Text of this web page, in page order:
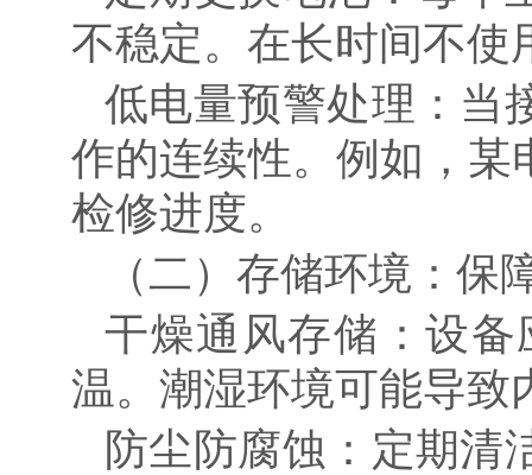
不稳定。在长时间不使
低电量预警处理：当
作的连续性。例如，某
检修进度。
（二）存储环境：保
干燥通风存储：设
温。潮湿环境可能导致
防尘防腐蚀：定期清